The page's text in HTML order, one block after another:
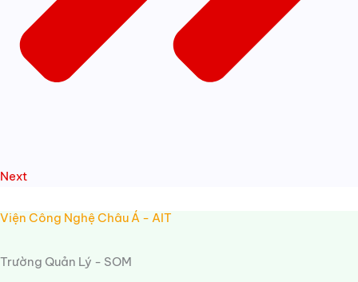
Next
Viện Công Nghệ Châu Á - AIT
Trường Quản Lý - SOM